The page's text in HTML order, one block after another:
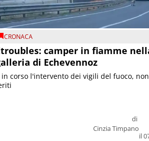
CRONACA
camper in fiamme
di Echevennoz
di
Cinzia Timpano
il
in corso l'intervento dei vigili del fuoco,